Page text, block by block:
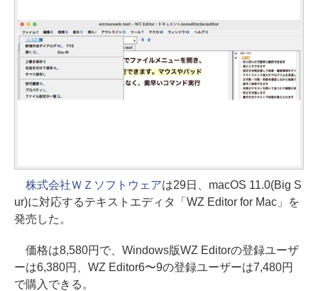
株式会社ＷＺソフトウェアは29日、macOS 11.0(Big S
ur)に対応するテキストエディタ「WZ Editor for Mac」を
発売した。
価格は8,580円で、Windows版WZ Editorの登録ユーザ
ーは6,380円、WZ Editor6〜9の登録ユーザーは7,480円
で購入できる。